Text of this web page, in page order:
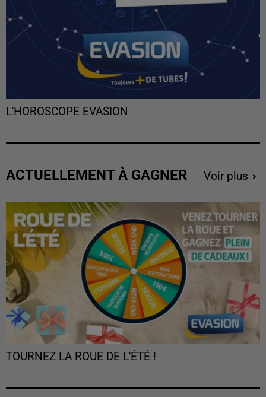
L'HOROSCOPE EVASION
ACTUELLEMENT À GAGNER Voir plus
TOURNEZ LA ROUE DE L'ÉTÉ !